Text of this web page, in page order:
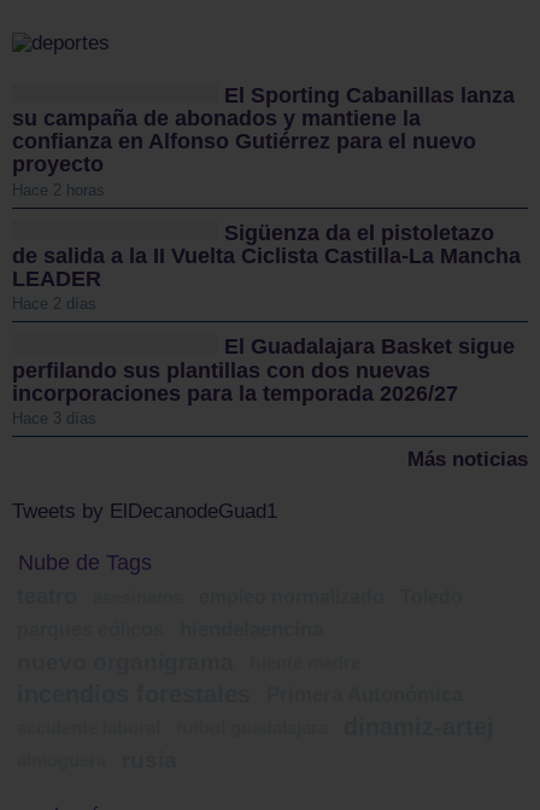
El Sporting Cabanillas lanza
su campaña de abonados y mantiene la
confianza en Alfonso Gutiérrez para el nuevo
proyecto
Hace 2 horas
Sigüenza da el pistoletazo
de salida a la II Vuelta Ciclista Castilla-La Mancha
LEADER
Hace 2 días
El Guadalajara Basket sigue
perfilando sus plantillas con dos nuevas
incorporaciones para la temporada 2026/27
Hace 3 días
Más noticias
Tweets by ElDecanodeGuad1
Nube de Tags